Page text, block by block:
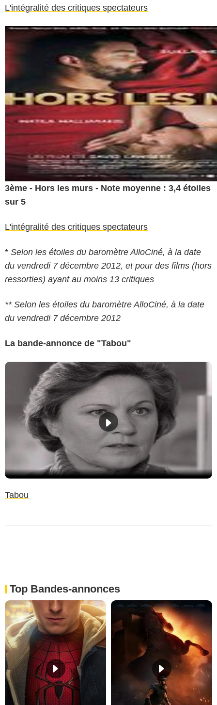
L'intégralité des critiques spectateurs
3ème - Hors les murs - Note moyenne : 3,4 étoiles
sur 5
L'intégralité des critiques spectateurs
* Selon les étoiles du baromètre AlloCiné, à la date
du vendredi 7 décembre 2012, et pour des films (hors
ressorties) ayant au moins 13 critiques
** Selon les étoiles du baromètre AlloCiné, à la date
du vendredi 7 décembre 2012
La bande-annonce de "Tabou"
Tabou
Top Bandes-annonces